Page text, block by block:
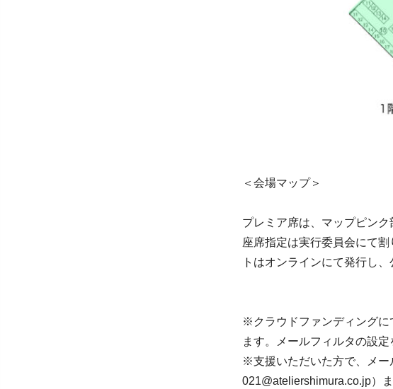
＜会場マップ＞
プレミア席は、マップピン
座席指定は実行委員会にて
トはオンラインにて発行し
※クラウドファンディングに
ます。メールフィルタの設
※支援いただいた方で、メー
021@ateliershimura.co.jp）